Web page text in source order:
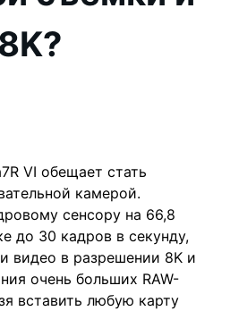
VI обещает стать
камерой.
сенсору на 66,8
до 30 кадров в секунду,
видео в разрешении 8K и
очень больших RAW-
вставить любую карту